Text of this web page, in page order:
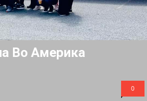
Во Америка
0